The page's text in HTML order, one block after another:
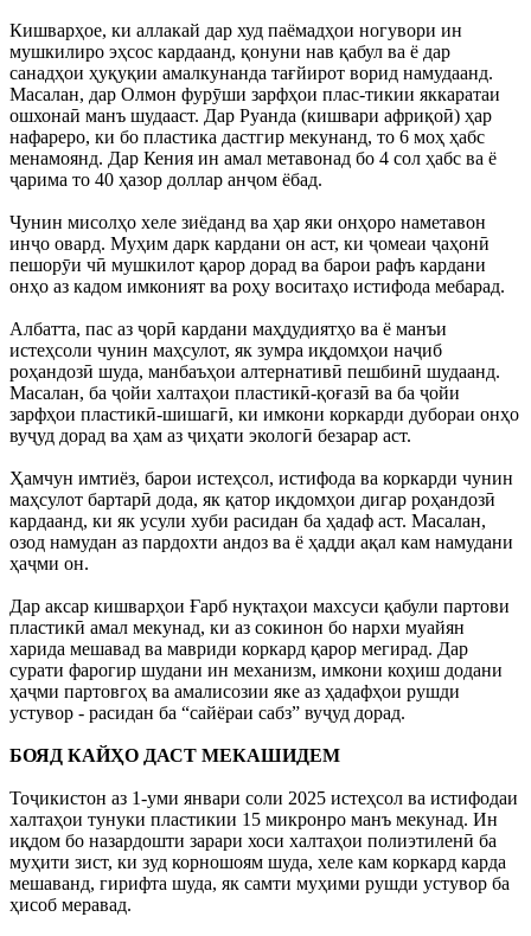
Кишварҳое, ки аллакай дар худ паёмадҳои ногувори ин
мушкилиро эҳсос кардаанд, қонуни нав қабул ва ё дар
санадҳои ҳуқуқии амалкунанда тағйирот ворид намудаанд.
Масалан, дар Олмон фурӯши зарфҳои плас-тикии яккаратаи
ошхонаӣ манъ шудааст. Дар Руанда (кишвари африқоӣ) ҳар
нафареро, ки бо пластика дастгир мекунанд, то 6 моҳ ҳабс
менамоянд. Дар Кения ин амал метавонад бо 4 сол ҳабс ва ё
ҷарима то 40 ҳазор доллар анҷом ёбад.
Чунин мисолҳо хеле зиёданд ва ҳар яки онҳоро наметавон
инҷо овард. Муҳим дарк кардани он аст, ки ҷомеаи ҷаҳонӣ
пешорӯи чӣ мушкилот қарор дорад ва барои рафъ кардани
онҳо аз кадом имконият ва роҳу воситаҳо истифода мебарад.
Албатта, пас аз ҷорӣ кардани маҳдудиятҳо ва ё манъи
истеҳсоли чунин маҳсулот, як зумра иқдомҳои наҷиб
роҳандозӣ шуда, манбаъҳои алтернативӣ пешбинӣ шудаанд.
Масалан, ба ҷойи халтаҳои пластикӣ-қоғазӣ ва ба ҷойи
зарфҳои пластикӣ-шишагӣ, ки имкони коркарди дубораи онҳо
вуҷуд дорад ва ҳам аз ҷиҳати экологӣ безарар аст.
Ҳамчун имтиёз, барои истеҳсол, истифода ва коркарди чунин
маҳсулот бартарӣ дода, як қатор иқдомҳои дигар роҳандозӣ
кардаанд, ки як усули хуби расидан ба ҳадаф аст. Масалан,
озод намудан аз пардохти андоз ва ё ҳадди ақал кам намудани
ҳаҷми он.
Дар аксар кишварҳои Ғарб нуқтаҳои махсуси қабули партови
пластикӣ амал мекунад, ки аз сокинон бо нархи муайян
харида мешавад ва мавриди коркард қарор мегирад. Дар
сурати фарогир шудани ин механизм, имкони коҳиш додани
ҳаҷми партовгоҳ ва амалисозии яке аз ҳадафҳои рушди
устувор - расидан ба “сайёраи сабз” вуҷуд дорад.
БОЯД КАЙҲО ДАСТ МЕКАШИДЕМ
Тоҷикистон аз 1-уми январи соли 2025 истеҳсол ва истифодаи
халтаҳои тунуки пластикии 15 микронро манъ мекунад. Ин
иқдом бо назардошти зарари хоси халтаҳои полиэтиленӣ ба
муҳити зист, ки зуд корношоям шуда, хеле кам коркард карда
мешаванд, гирифта шуда, як самти муҳими рушди устувор ба
ҳисоб меравад.